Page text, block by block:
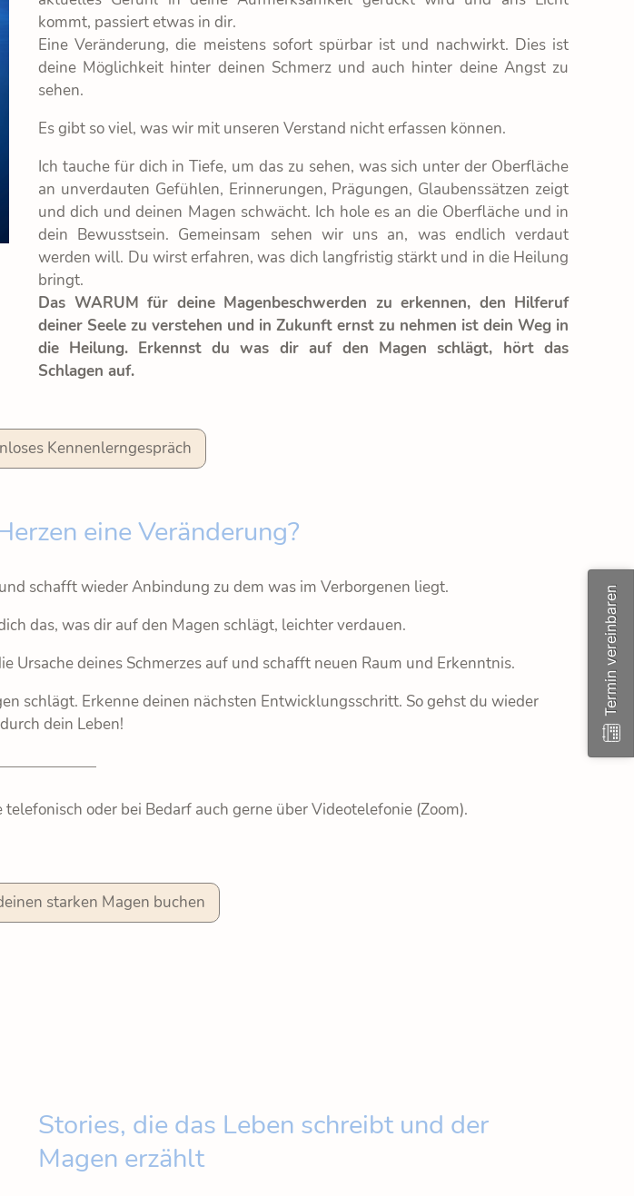
kommt, passiert etwas in dir.
Eine Veränderung, die meistens sofort spürbar ist und nachwirkt. Dies ist
deine Möglichkeit hinter deinen Schmerz und auch hinter deine Angst zu
sehen.
Es gibt so viel, was wir mit unseren Verstand nicht erfassen können.
Ich tauche für dich in Tiefe, um das zu sehen, was sich unter der Oberfläche
an unverdauten Gefühlen, Erinnerungen, Prägungen, Glaubenssätzen zeigt
und dich und deinen Magen schwächt. Ich hole es an die Oberfläche und in
dein Bewusstsein. Gemeinsam sehen wir uns an, was endlich verdaut
werden will. Du wirst erfahren, was dich langfristig stärkt und in die Heilung
bringt.
Das WARUM für deine Magenbeschwerden zu erkennen, den Hilferuf
deiner Seele zu verstehen und in Zukunft ernst zu nehmen ist dein Weg in
die Heilung. Erkennst du was dir auf den Magen schlägt, hört das
Schlagen auf.
Kennenlerngespräch
eine Veränderung?
schafft wieder Anbindung zu dem was im Verborgenen liegt.
das, was dir auf den Magen schlägt, leichter verdauen.
deines Schmerzes auf und schafft neuen Raum und Erkenntnis.
schlägt. Erkenne deinen nächsten Entwicklungsschritt. So gehst du wieder
dein Leben!
oder bei Bedarf auch gerne über Videotelefonie (Zoom).
starken Magen buchen
Stories, die das Leben schreibt und der
Magen erzählt
Termin vereinbaren